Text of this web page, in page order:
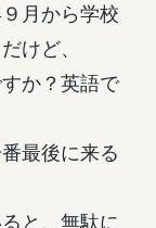
月から学校
けど、
か？英語で
最後に来る
と、無駄に